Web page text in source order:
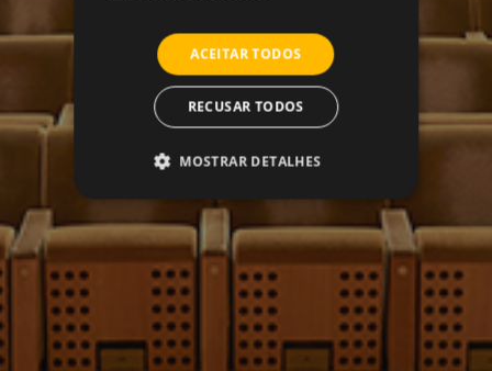
ACEITAR TODOS
RECUSAR TODOS
MOSTRAR DETALHES